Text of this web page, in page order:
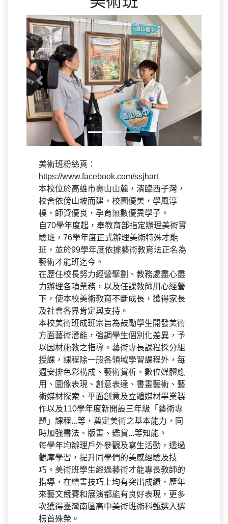
Previous Next
美術班粉絲頁：
https://www.facebook.com/ssjhart
本校位於高雄市壽山山麓，濱臨西子灣，
校舍依傍山坡而建，校園優美，學風淳
樸，師資優良，孕育無數優異學子。
自70學年度起，奉教育部指定辦理美術實
驗班，76學年度正式辦理美術特殊才能
班，並於99學年度依據藝術教育法正名為
藝術才能班迄今。
在歷任校長努力經營擘劃、教務處盡心盡
力辦理各項業務，以及任課教師用心經營
下，使本校美術教育不斷成長，獲得家長
及社會各界肯定與支持。
本校美術班成班宗旨為鼓勵學生開發美術
方面藝術潛能，強調學生個別化差異，予
以因材施教之指導。藝術專長課程採分組
授課，課程除一般各領域學習課程外，每
週安排色彩構成、藝術賞析、數位媒體應
用、圖像表現、創意表達、書畫藝術、藝
術媒材探索、平面創意及立體媒材畢業製
作以及110學年度新開設三年級「藝術專
題」課程...等，奠定美術之基本能力，同
時加強書法、版畫、鑑賞...等知能。
每學年均辦理戶外參觀及寫生活動，透過
觀摩學習，提升同學們的美感經驗及技
巧。美術班學生經過藝術才能專長教師的
指導，在繪畫技巧上均有突出成績，歷年
來藝文競賽和展演都能有良好表現，更多
次獲得臺灣南區高中美術班術科甄選入選
榜首殊榮。